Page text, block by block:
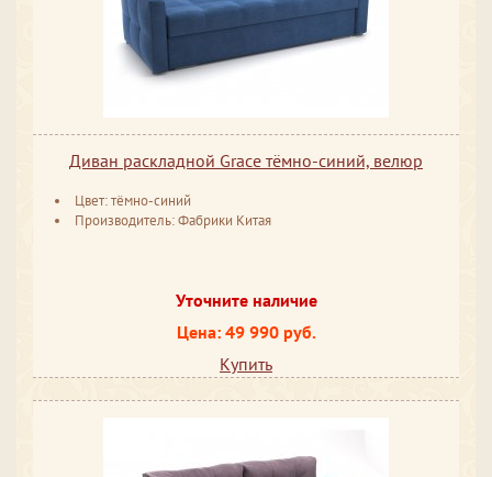
Диван раскладной Grace тёмно-синий, велюр
Цвет: тёмно-синий
Производитель: Фабрики Китая
Уточните наличие
Цена: 49 990 руб.
Купить